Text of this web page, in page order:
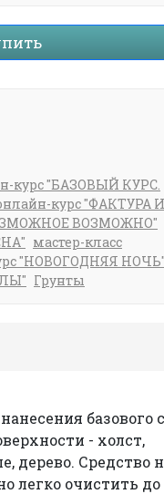
курс "БАЗОВЫЙ КУРС.
курс "ФАКТУРА
ВОЗМОЖНО"
мастер-класс
"НОВОГОДНЯЯ
Грунты
базового
- холст,
дерево. Средство
легко очистить до